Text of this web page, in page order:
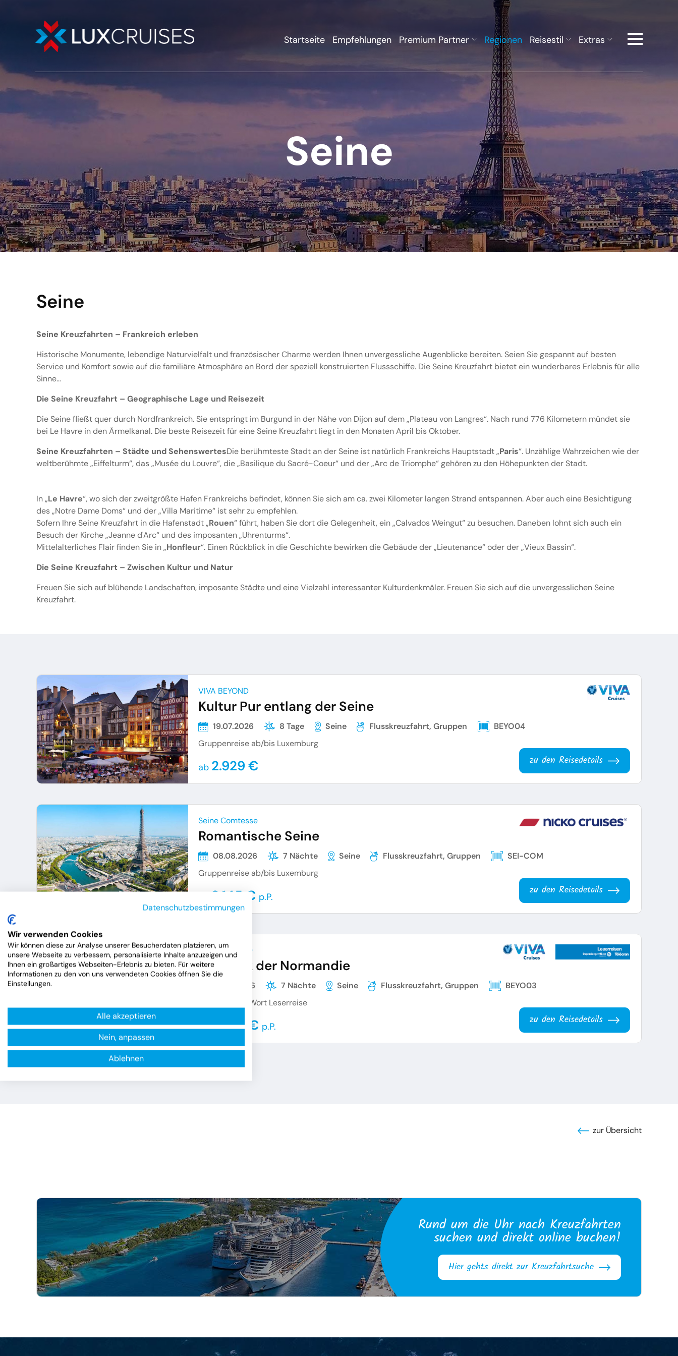
Startseite Empfehlungen Premium Partner Regionen Reisestil Extras
Seine
Seine
Seine Kreuzfahrten – Frankreich erleben
Historische Monumente, lebendige Naturvielfalt und französischer Charme werden Ihnen unvergessliche Augenblicke bereiten. Seien Sie gespannt auf besten
Service und Komfort sowie auf die familiäre Atmosphäre an Bord der speziell konstruierten Flussschiffe. Die Seine Kreuzfahrt bietet ein wunderbares Erlebnis für alle
Sinne…
Die Seine Kreuzfahrt – Geographische Lage und Reisezeit
Die Seine fließt quer durch Nordfrankreich. Sie entspringt im Burgund in der Nähe von Dijon auf dem „Plateau von Langres“. Nach rund 776 Kilometern mündet sie
bei Le Havre in den Ärmelkanal. Die beste Reisezeit für eine Seine Kreuzfahrt liegt in den Monaten April bis Oktober.
Seine Kreuzfahrten – Städte und SehenswertesDie berühmteste Stadt an der Seine ist natürlich Frankreichs Hauptstadt „Paris“. Unzählige Wahrzeichen wie der
weltberühmte „Eiffelturm“, das „Musée du Louvre“, die „Basilique du Sacré-Coeur“ und der „Arc de Triomphe“ gehören zu den Höhepunkten der Stadt.
In „Le Havre“, wo sich der zweitgrößte Hafen Frankreichs befindet, können Sie sich am ca. zwei Kilometer langen Strand entspannen. Aber auch eine Besichtigung
des „Notre Dame Doms“ und der „Villa Maritime“ ist sehr zu empfehlen.
Sofern Ihre Seine Kreuzfahrt in die Hafenstadt „Rouen“ führt, haben Sie dort die Gelegenheit, ein „Calvados Weingut“ zu besuchen. Daneben lohnt sich auch ein
Besuch der Kirche „Jeanne d'Arc“ und des imposanten „Uhrenturms“.
Mittelalterliches Flair finden Sie in „Honfleur“. Einen Rückblick in die Geschichte bewirken die Gebäude der „Lieutenance“ oder der „Vieux Bassin“.
Die Seine Kreuzfahrt – Zwischen Kultur und Natur
Freuen Sie sich auf blühende Landschaften, imposante Städte und eine Vielzahl interessanter Kulturdenkmäler. Freuen Sie sich auf die unvergesslichen Seine
Kreuzfahrt.
VIVA BEYOND
Kultur Pur entlang der Seine
19.07.2026 8 Tage Seine Flusskreuzfahrt, Gruppen
BEYO04
Gruppenreise ab/bis Luxemburg
ab 2.929 € zu den Reisedetails
Seine Comtesse
Romantische Seine
08.08.2026 7 Nächte Seine Flusskreuzfahrt, Gruppen
SEI-COM
Gruppenreise ab/bis Luxemburg
2.145 € p.P. zu den Reisedetails
VOVA BEYOND
Kulinarik der Normandie
04.10.2026 7 Nächte Seine Flusskreuzfahrt, Gruppen
BEYO03
Luxemburger Wort Leserreise
ab2.999 € p.P. zu den Reisedetails
zur Übersicht
Rund um die Uhr nach Kreuzfahrten
suchen und direkt online buchen!
Hier gehts direkt zur Kreuzfahrtsuche
Datenschutzbestimmungen
Wir verwenden Cookies
Wir können diese zur Analyse unserer Besucherdaten platzieren, um
unsere Webseite zu verbessern, personalisierte Inhalte anzuzeigen und
Ihnen ein großartiges Webseiten-Erlebnis zu bieten. Für weitere
Informationen zu den von uns verwendeten Cookies öffnen Sie die
Einstellungen.
Alle akzeptieren
Nein, anpassen
Ablehnen